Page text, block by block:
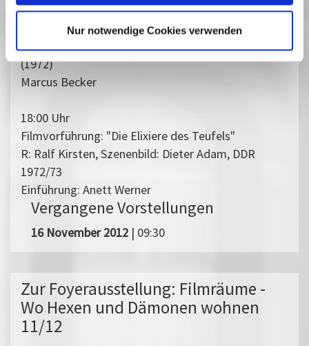
Nur notwendige Cookies verwenden
16:45 Uhr
Das Sprelacart der Zukunft. Zur Funktion
szenographischer Anachronismen in "Eolomea"
(1972)
Marcus Becker
18:00 Uhr
Filmvorführung: "Die Elixiere des Teufels"
R: Ralf Kirsten, Szenenbild: Dieter Adam, DDR
1972/73
Einführung: Anett Werner
Vergangene Vorstellungen
16 November 2012 | 09:30
Zur Foyerausstellung: Filmräume -
Wo Hexen und Dämonen wohnen
11/12